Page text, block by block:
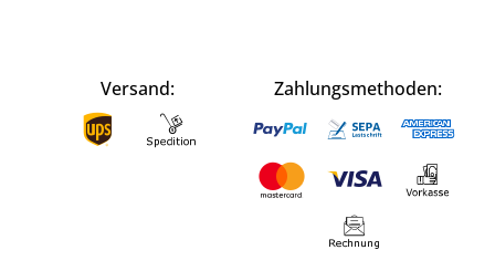
Versand: Zahlungsmethoden: